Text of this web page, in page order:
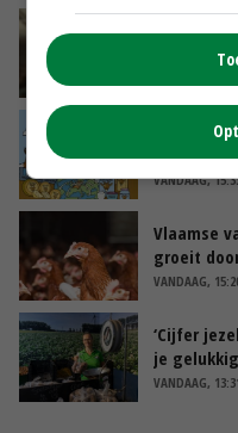
zorgen
groot:
VANDAAG,
Vlaamse
groeit
VANDAAG,
‘Cijfer
je
VANDAAG,